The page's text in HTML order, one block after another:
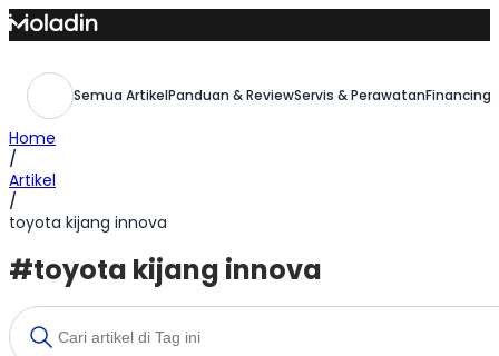
Skip
to
Semua ArtikelPanduan & ReviewServis & Perawatan
Home
/
Artikel
/
toyota kijang innova
#toyota kijang innova